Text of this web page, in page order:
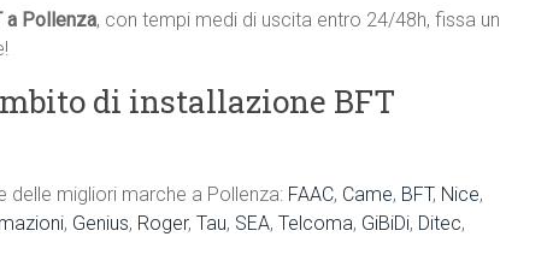
a Pollenza, con tempi medi di uscita entro 24/48h, fissa un
di installazione BFT
delle migliori marche a Pollenza: FAAC, Came, BFT, Nice,
, Genius, Roger, Tau, SEA, Telcoma, GiBiDi, Ditec,